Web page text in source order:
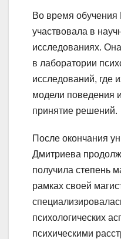
Во время обучения
участвовала в
исследованиях.
в лаборатории
исследований, где
модели поведения
принятие решений.
После окончания
Дмитриева
получила степень
рамках своей
психологических
психическими